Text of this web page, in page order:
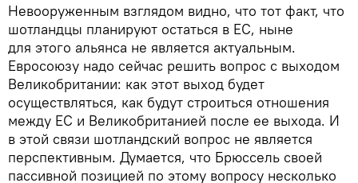
Невооруженным взглядом видно, что тот факт, что
шотландцы планируют остаться в ЕС, ныне
для этого альянса не является актуальным.
Евросоюзу надо сейчас решить вопрос с выходом
Великобритании: как этот выход будет
осуществляться, как будут строиться отношения
между ЕС и Великобританией после ее выхода. И
в этой связи шотландский вопрос не является
перспективным. Думается, что Брюссель своей
пассивной позицией по этому вопросу несколько